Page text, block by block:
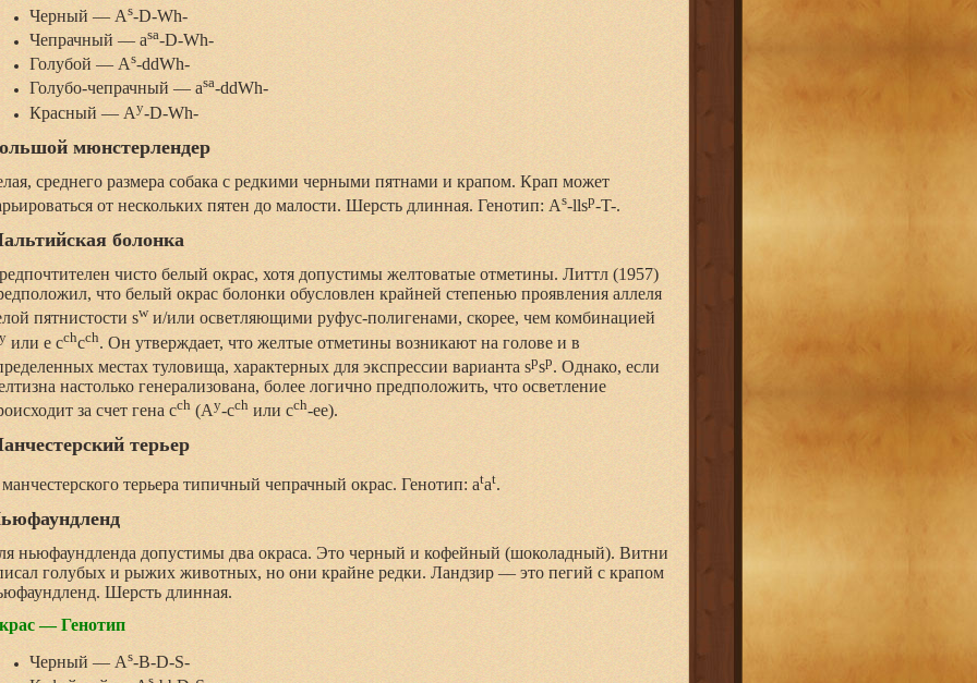
Черный — As-D-Wh-
Чепрачный — asa-D-Wh-
Голубой — As-ddWh-
Голубо-чепрачный — asa-ddWh-
Красный — Ay-D-Wh-
мюнстерлендер
среднего размера собака с редкими черными пятнами и крапом. Крап может
от нескольких пятен до малости. Шерсть длинная. Генотип: As-llsp-T-.
болонка
чисто белый окрас, хотя допустимы желтоватые отметины. Литтл (1957)
что белый окрас болонки обусловлен крайней степенью проявления аллеля
пятнистости sw и/или осветляющими руфус-полигенами, скорее, чем комбинацией
y или е cchcch. Он утверждает, что желтые отметины возникают на голове и в
местах туловища, характерных для экспрессии варианта spsp. Однако, если
настолько генерализована, более логично предположить, что осветление
за счет гена cch (Ay-cch или cch-ee).
терьер
терьера типичный чепрачный окрас. Генотип: atat.
ньюфаундленда допустимы два окраса. Это черный и кофейный (шоколадный). Витни
голубых и рыжих животных, но они крайне редки. Ландзир — это пегий с крапом
Шерсть длинная.
— Генотип
Черный — As-B-D-S-